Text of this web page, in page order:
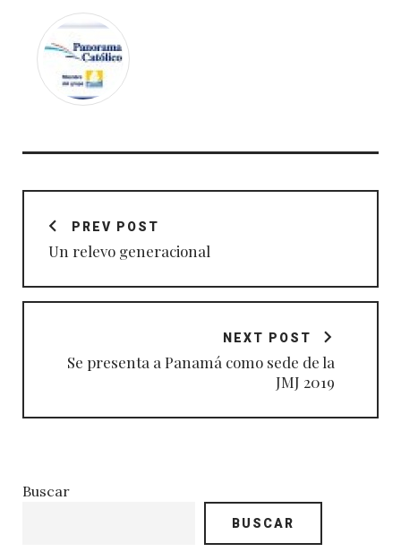
Navegación
entradasPREV POST
Un relevo generacional
NEXT POST
Se presenta a Panamá como sede de la
JMJ 2019
Buscar
BUSCAR